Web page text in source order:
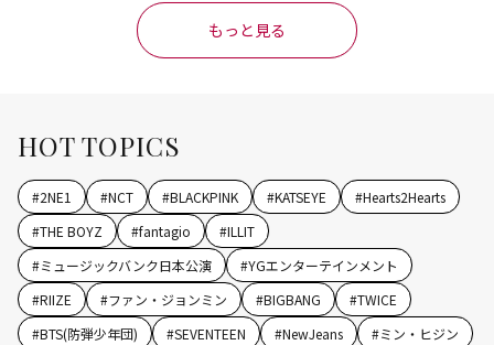
もっと見る
HOT TOPICS
#2NE1 #NCT #BLACKPINK #KATSEYE #Hearts2Hearts
#THE BOYZ #fantagio #ILLIT
#ミュージックバンク日本公演 #YGエンターテインメント
#RIIZE #ファン・ジョンミン #BIGBANG #TWICE
#BTS(防弾少年団) #SEVENTEEN #NewJeans #ミン・ヒジン